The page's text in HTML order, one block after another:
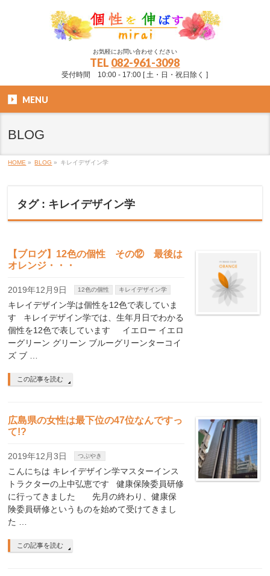
お気軽にお問い合わせください
TEL 082-961-3098
受付時間 10:00 - 17:00 [ 土・日・祝日除く ]
MENU
BLOG
HOME » BLOG » キレイデザイン学
タグ : キレイデザイン学
【ブログ】12色の個性 その⑫ 最後は
オレンジ・・・
2019年12月9日 12色の個性 キレイデザイン学
キレイデザイン学は個性を12色で表していま
す キレイデザイン学では、生年月日でわかる
個性を12色で表しています イエロー イエロ
ーグリーン グリーン ブルーグリーンターコイ
ズ ブ …
この記事を読む
広島県の女性は最下位の47位なんですっ
て!?
2019年12月3日 つぶやき
こんにちは キレイデザイン学マスターインス
トラクターの上中弘恵です 健康保険委員研修
に行ってきました 先月の終わり、健康保
険委員研修というものを始めて受けてきまし
た …
この記事を読む